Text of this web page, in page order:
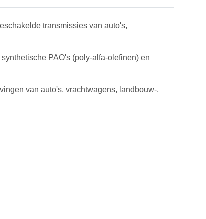
transmissies van auto's,
PAO's (poly-alfa-olefinen) en
van auto's, vrachtwagens, landbouw-,